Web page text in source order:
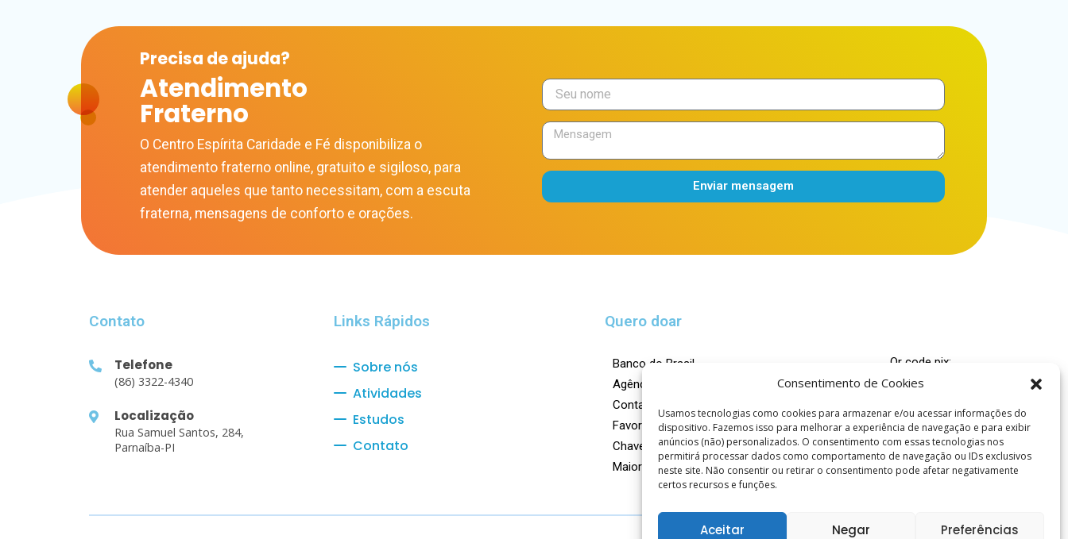
Consentimento de Cookies
Usamos tecnologias como cookies para armazenar e/ou acessar informações do
dispositivo. Fazemos isso para melhorar a experiência de navegação e para exibir
anúncios (não) personalizados. O consentimento com essas tecnologias nos
permitirá processar dados como comportamento de navegação ou IDs exclusivos
neste site. Não consentir ou retirar o consentimento pode afetar negativamente
certos recursos e funções.
Aceitar Negar Preferências
Precisa deajuda?
Atendimento
Fraterno
O Centro Espírita Caridade e Fé disponibiliza o
atendimento fraterno online, gratuito e sigiloso, para
atender aqueles que tanto necessitam, com a escuta
fraterna, mensagens de conforto e orações.
Enviar mensagem
Contato
Telefone
(86) 3322-4340
Localização
Rua Samuel Santos, 284,
Parnaíba-PI
Links Rápidos
Sobre nós
Atividades
Estudos
Contato
Quero doar
Banco do Brasil
Agência: 0023-X
Conta Corrente: 100.000-4
Favorecido: Centro Espírita Caridade e Fé
Chave Pix:doar@caridadefe.org.br
Maiores informações: (86) 99978-5695
Qr code pix: